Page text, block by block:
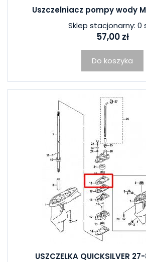
Uszczelniacz pompy wody
Sklep stacjonarny: 0
57,00 zł
Do koszyka
USZCZELKA QUICKSILVER